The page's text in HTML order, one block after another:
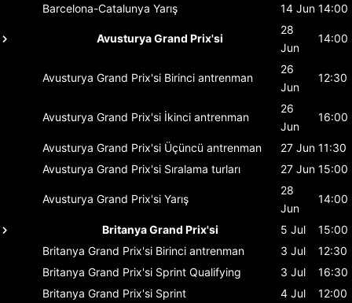
Barcelona-Catalunya Yarış 14 Jun 14:00
Avusturya Grand Prix'si
28
Jun
14:00
Avusturya Grand Prix'si Birinci antrenman
26
Jun
12:30
Avusturya Grand Prix'si İkinci antrenman
26
Jun
16:00
Avusturya Grand Prix'si Üçüncü antrenman 27 Jun 11:30
Avusturya Grand Prix'si Sıralama turları 27 Jun 15:00
Avusturya Grand Prix'si Yarış
28
Jun
14:00
Britanya Grand Prix'si 5 Jul
15:00
Britanya Grand Prix'si Birinci antrenman 3 Jul
12:30
Britanya Grand Prix'si Sprint Qualifying 3 Jul
16:30
Britanya Grand Prix'si Sprint 4 Jul
12:00